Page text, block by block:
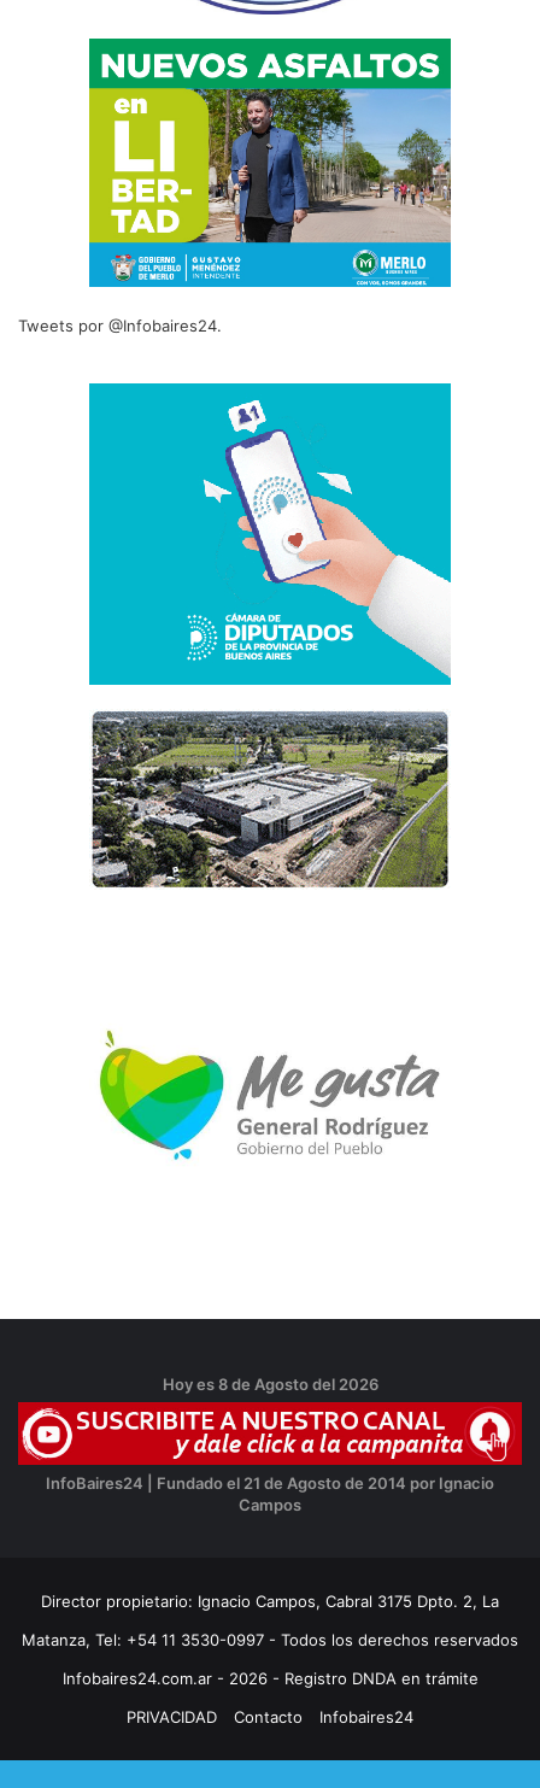
Tweets por @Infobaires24.
Hoy es 8 de Agosto del 2026
InfoBaires24 | Fundado el 21 de Agosto de 2014 por Ignacio
Campos
Director propietario: Ignacio Campos, Cabral 3175 Dpto. 2, La
Matanza, Tel: +54 11 3530-0997 - Todos los derechos reservados
Infobaires24.com.ar - 2026 - Registro DNDA en trámite
PRIVACIDAD
Contacto Infobaires24